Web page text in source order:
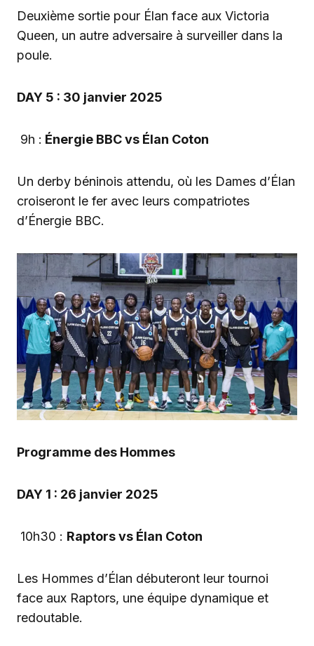
Deuxième sortie pour Élan face aux Victoria
Queen, un autre adversaire à surveiller dans la
poule.
DAY 5 : 30 janvier 2025
9h : Énergie BBC vs Élan Coton
Un derby béninois attendu, où les Dames d’Élan
croiseront le fer avec leurs compatriotes
d’Énergie BBC.
Programme des Hommes
DAY 1 : 26 janvier 2025
10h30 : Raptors vs Élan Coton
Les Hommes d’Élan débuteront leur tournoi
face aux Raptors, une équipe dynamique et
redoutable.